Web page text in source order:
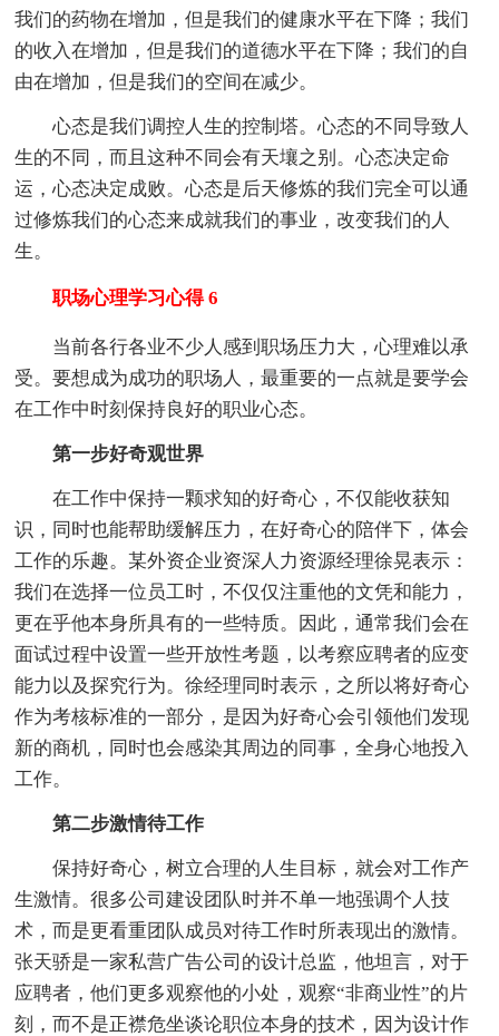
我们的药物在增加，但是我们的健康水平在下降；我们
的收入在增加，但是我们的道德水平在下降；我们的自
由在增加，但是我们的空间在减少。
心态是我们调控人生的控制塔。心态的不同导致人
生的不同，而且这种不同会有天壤之别。心态决定命
运，心态决定成败。心态是后天修炼的我们完全可以通
过修炼我们的心态来成就我们的事业，改变我们的人
生。
职场心理学习心得 6
当前各行各业不少人感到职场压力大，心理难以承
受。要想成为成功的职场人，最重要的一点就是要学会
在工作中时刻保持良好的职业心态。
第一步好奇观世界
在工作中保持一颗求知的好奇心，不仅能收获知
识，同时也能帮助缓解压力，在好奇心的陪伴下，体会
工作的乐趣。某外资企业资深人力资源经理徐晃表示：
我们在选择一位员工时，不仅仅注重他的文凭和能力，
更在乎他本身所具有的一些特质。因此，通常我们会在
面试过程中设置一些开放性考题，以考察应聘者的应变
能力以及探究行为。徐经理同时表示，之所以将好奇心
作为考核标准的一部分，是因为好奇心会引领他们发现
新的商机，同时也会感染其周边的同事，全身心地投入
工作。
第二步激情待工作
保持好奇心，树立合理的人生目标，就会对工作产
生激情。很多公司建设团队时并不单一地强调个人技
术，而是更看重团队成员对待工作时所表现出的激情。
张天骄是一家私营广告公司的设计总监，他坦言，对于
应聘者，他们更多观察他的小处，观察“非商业性”的片
刻，而不是正襟危坐谈论职位本身的技术，因为设计作